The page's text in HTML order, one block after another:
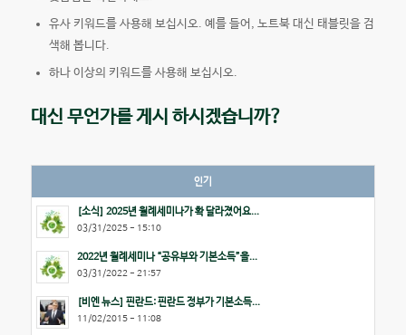
유사 키워드를 사용해 보십시오. 예를 들어, 노트북 대신 태블릿을 검
색해 봅니다.
하나 이상의 키워드를 사용해 보십시오.
대신 무언가를 게시 하시겠습니까?
인기
[소식] 2025년 월례세미나가 확 달라졌어요...
03/31/2025 - 15:10
2022년 월례세미나 “공유부와 기본소득”을...
03/31/2022 - 21:57
[비엔 뉴스] 핀란드: 핀란드 정부가 기본소득...
11/02/2015 - 11:08